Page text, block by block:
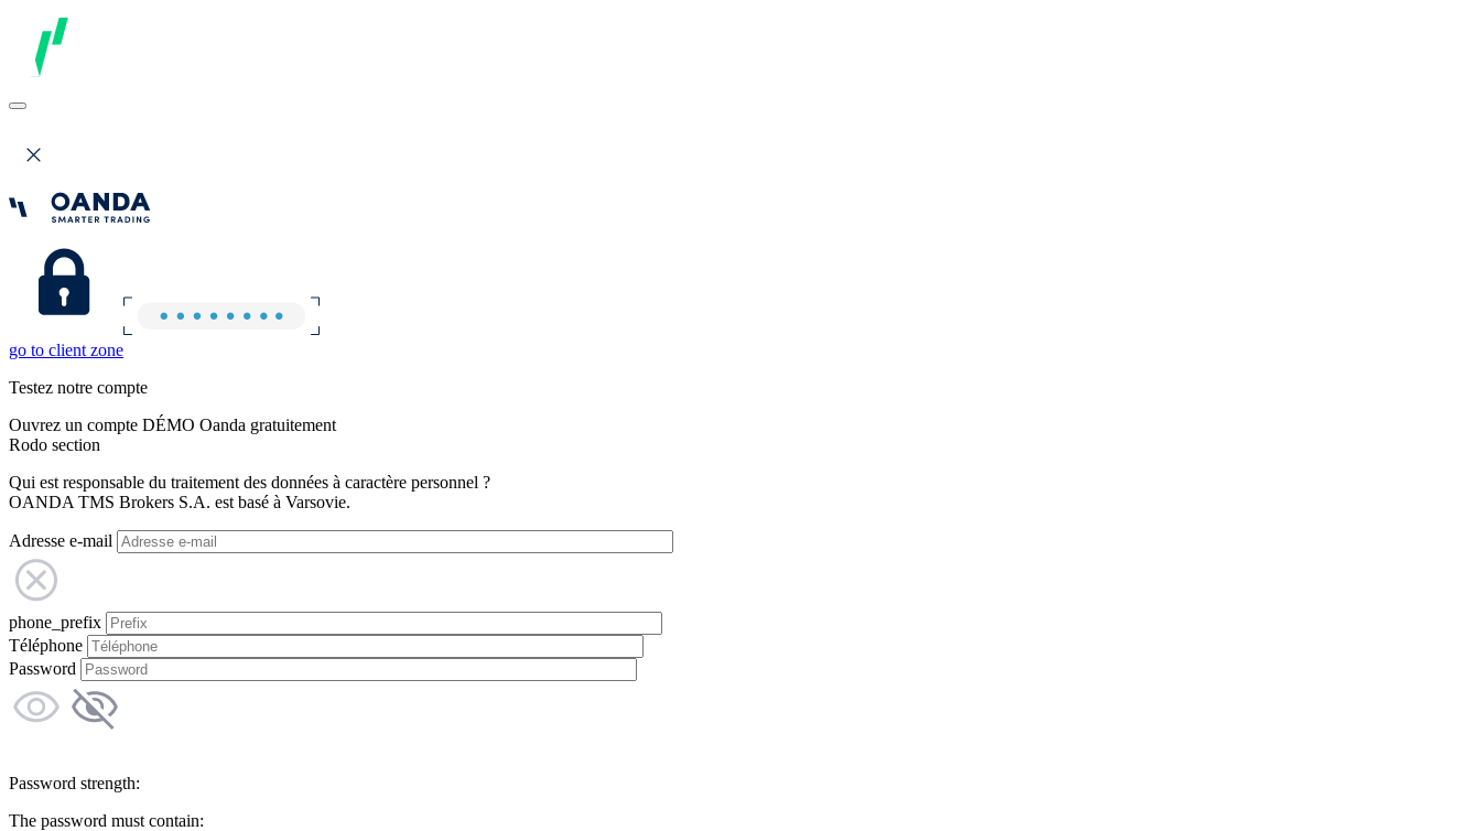
go to client zone
Testez notre compte
Ouvrez un compte DÉMO Oanda gratuitement
Rodo section
Qui est responsable du traitement des données à caractère personnel ?
OANDA TMS Brokers S.A. est basé à Varsovie.
Adresse e-mail
phone_prefix
Téléphone
Password
Password strength:
The password must contain: